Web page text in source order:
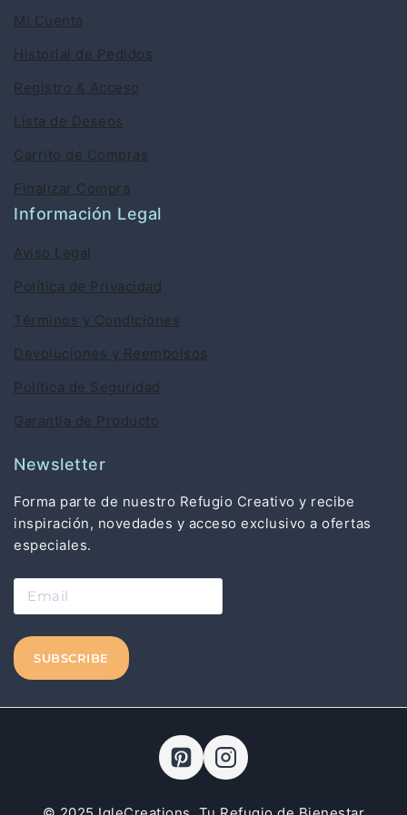
Mi Cuenta
Historial de Pedidos
Registro & Acceso
Lista de Deseos
Carrito de Compras
Finalizar Compra
Información Legal
Aviso Legal
Política de Privacidad
Términos y Condiciones
Devoluciones y Reembolsos
Política de Seguridad
Garantía de Producto
Newsletter
Forma parte de nuestro Refugio Creativo y recibe
inspiración, novedades y acceso exclusivo a ofertas
especiales.